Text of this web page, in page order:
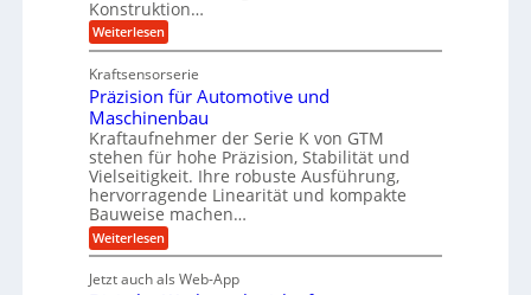
i
g
e
r
B
ü
r
o
k
r
a
t
i
e
i
h
w
i
d
e
t
r
i
e
b
e
f
t
n
e
e
n
S
t
a
n
d
o
r
t
i
R
h
i
n
Z
e
e
n
v
o
n
K
I
w
i
c
h
Konstruktion…
Weiterlesen:
Z
h
n
s
t
a
n
g
e
n
g
e
t
r
Kraftsensorserie
Präzision für Automotive und
Maschinenbau
Kraftaufnehmer der Serie K von GTM
stehen für hohe Präzision, Stabilität und
Vielseitigkeit. Ihre robuste Ausführung,
hervorragende Linearität und kompakte
Bauweise machen…
Weiterlesen:
P
ä
Jetzt auch als Web-App